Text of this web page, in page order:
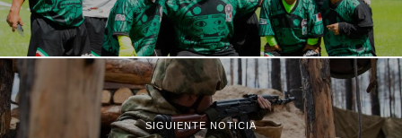
SIGUIENTE NOTICIA